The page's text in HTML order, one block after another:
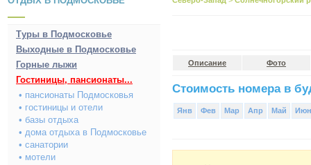
Туры в Подмосковье
Выходные в Подмосковье
Горные лыжи
Гостиницы, пансионаты...
• пансионаты Подмосковья
• гостиницы и отели
• базы отдыха
• дома отдыха в Подмосковье
• санатории
• мотели
Описание Фото
Стоимость номера в
Янв Фев Мар Апр Май Июн